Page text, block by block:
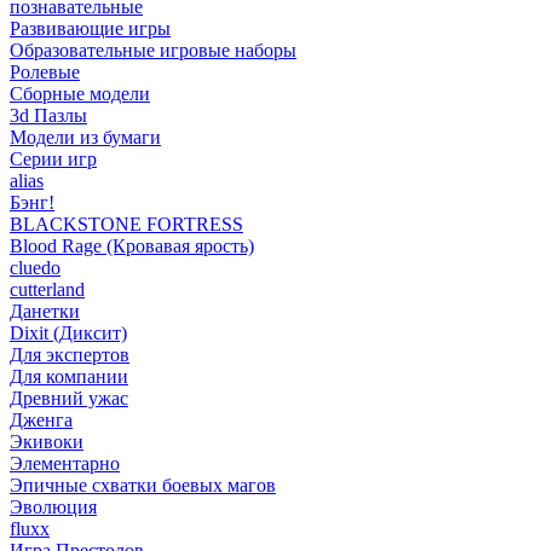
познавательные
Развивающие игры
Образовательные игровые наборы
Ролевые
Сборные модели
3d Пазлы
Модели из бумаги
Серии игр
alias
Бэнг!
BLACKSTONE FORTRESS
Blood Rage (Кровавая ярость)
cluedo
cutterland
Данетки
Dixit (Диксит)
Для экспертов
Для компании
Древний ужас
Дженга
Экивоки
Элементарно
Эпичные схватки боевых магов
Эволюция
fluxx